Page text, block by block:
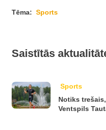
Tēma: Sports
Saistītās
Sports
Notiks
Ventspils